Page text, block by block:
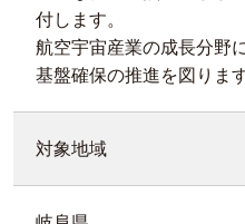
付します。
航空宇宙産業の成長分野
基盤確保の推進を図ります
対象地域